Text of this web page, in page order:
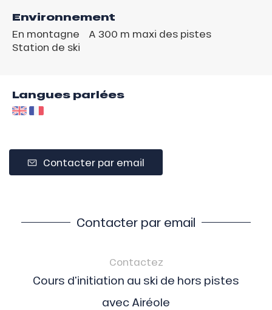
Environnement
En montagne
A 300 m maxi des pistes
Station de ski
Langues parlées
Contacter par email
Contacter par email
Contactez
Cours d'initiation au ski de hors pistes
avec Airéole